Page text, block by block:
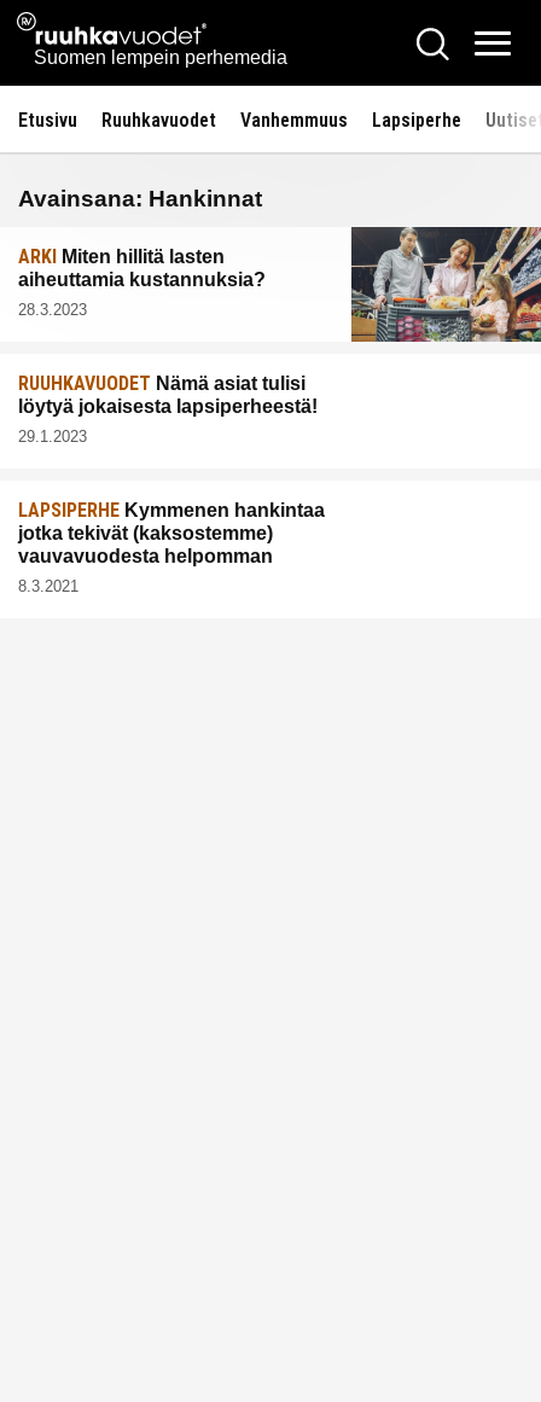
Siirry
sisältöön
Ruuhkavuodet.fi
Suomen lempein perhemedia
Hae
Etusivu Ruuhkavuodet Vanhemmuus Lapsiperhe
Avainsana: Hankinnat
ARKI Miten hillitä lasten
aiheuttamia kustannuksia?
28.3.2023
RUUHKAVUODET Nämä asiat tulisi
löytyä jokaisesta lapsiperheestä!
29.1.2023
LAPSIPERHE Kymmenen hankintaa
jotka tekivät (kaksostemme)
vauvavuodesta helpomman
8.3.2021